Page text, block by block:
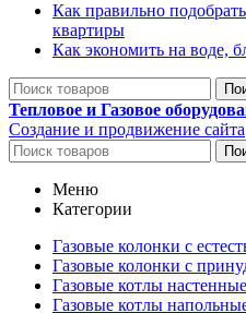
Как правильно
квартиры
Как экономить на воде,
Тепловое и Газовое
Создание и продвижение сайта
Меню
Категории
Газовые колонки с
Газовые колонки с
Газовые котлы настенные
Газовые котлы